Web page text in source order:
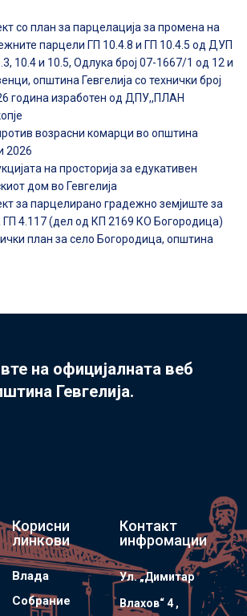
со план за парцелација за промена на
парцели ГП 10.4.8 и ГП 10.4.5 од ДУП
10.4 и 10.5, Одлука број 07-1667/1 од 12 и
општина Гевгелија со технички број
година изработен од ДПУ,,ПЛАН
возрасни комарци во општина
2026
на просторија за едукативен
дом во Гевгелија
за парцелирано градежно земјиште за
4.117 (дел од КП 2169 КО Богородица)
план за село Богородица, општина
на официјалната веб
Гевгелија.
Корисни
линкови
Влада
Собрание
Контакт
инфромации
Ул. „Димитар
Влахов“ 4 ,